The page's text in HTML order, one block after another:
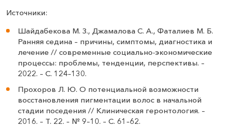
Источники:
Шайдабекова М. З., Джамалова С. А., Фаталиев М. Б.
Ранняя седина – причины, симптомы, диагностика и
лечение // современные социально-экономические
процессы: проблемы, тенденции, перспективы. –
2022. – С. 124–130.
Прохоров Л. Ю. О потенциальной возможности
восстановления пигментации волос в начальной
стадии поседения // Клиническая геронтология. –
2016. – Т. 22. – № 9–10. – С. 61–62.